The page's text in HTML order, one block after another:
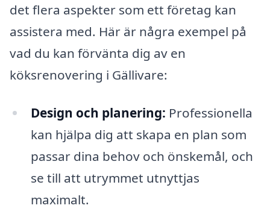
det flera aspekter som ett företag kan
assistera med. Här är några exempel på
vad du kan förvänta dig av en
köksrenovering i Gällivare:
Design och planering: Professionella
kan hjälpa dig att skapa en plan som
passar dina behov och önskemål, och
se till att utrymmet utnyttjas
maximalt.